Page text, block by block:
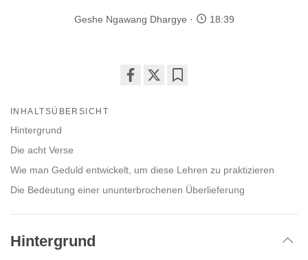
Geshe Ngawang Dhargye 18:39
INHALTSÜBERSICHT
Hintergrund
Die acht Verse
Wie man Geduld entwickelt, um diese Lehren zu praktizieren
Die Bedeutung einer ununterbrochenen Überlieferung
Hintergrund